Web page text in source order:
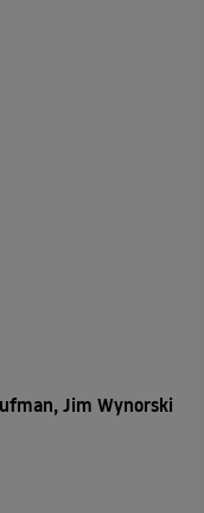
Jim Wynorski